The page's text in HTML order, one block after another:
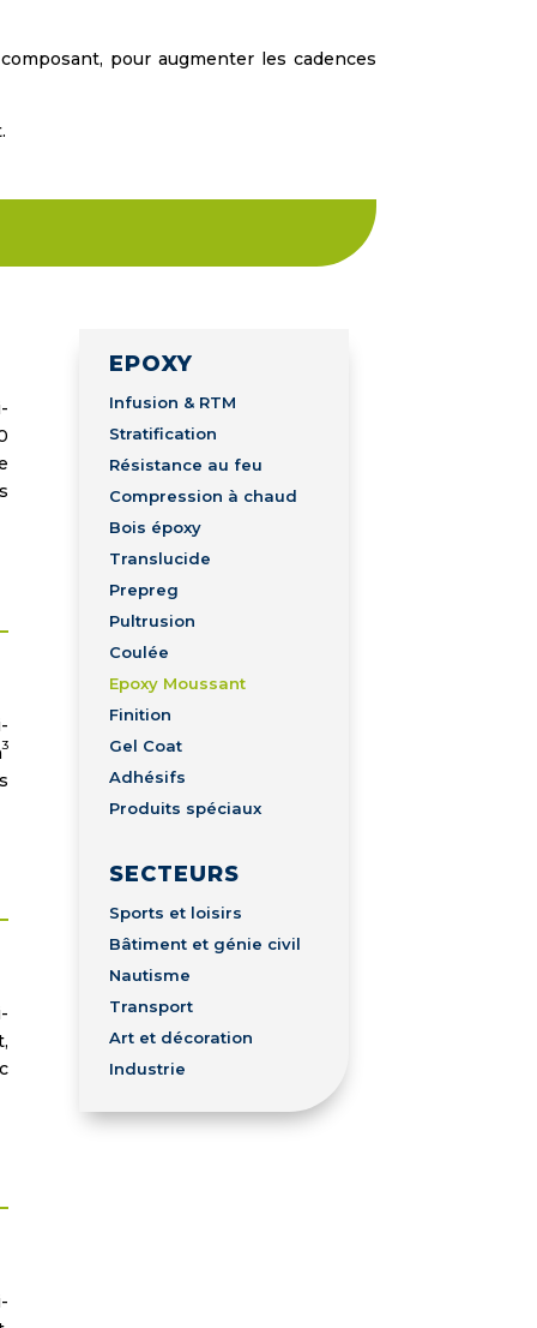
pour augmenter les cadences
3
EPOXY
Infusion & RTM
Stratification
Résistance au feu
Compression à chaud
Bois époxy
Translucide
Prepreg
Pultrusion
Coulée
Epoxy Moussant
Finition
Gel Coat
Adhésifs
Produits spéciaux
SECTEURS
Sports et loisirs
Bâtiment et génie civil
Nautisme
Transport
Art et décoration
Industrie